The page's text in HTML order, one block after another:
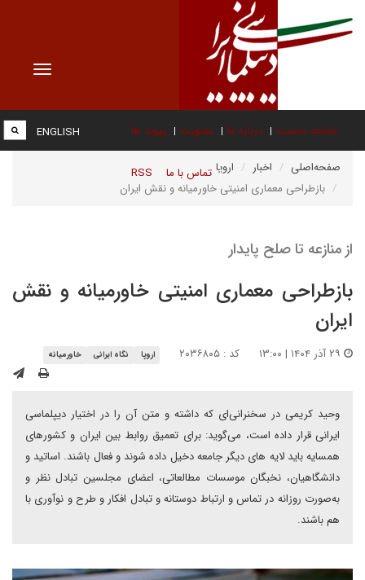
Toggle
صفحه نخست درباره ما عضویت پیوند ها
تماس با ما RSS
ENGLISH
صفحه‌اصلی اخبار
اروپا
بازطراحی معماری امنیتی خاورمیانه و نقش ایران
از منازعه تا صلح پایدار
بازطراحی معماری امنیتی خاورمیانه و نقش
ایران
کد : ۲۰۳۶۸۰۵ اروپا نگاه ایرانی خاورمیانه
وحید کریمی در سخنرانی‌ای که داشته و متن آن را در اختیار دیپلماسی
ایرانی قرار داده است، می‌گوید: برای تعمیق روابط بین ایران و کشورهای
همسایه باید لایه های دیگر جامعه دخیل داده شوند و فعال باشند. اساتید و
دانشگاهیان، نخبگان موسسات مطالعاتی، اعضای مجلسین تبادل نظر و
به‌صورت روزانه در تماس و ارتباط دوستانه و تبادل افکار و طرح و نوآوری با
هم باشند.